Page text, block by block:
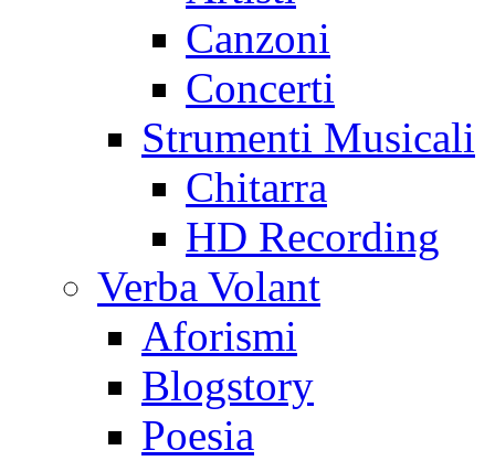
Canzoni
Concerti
Strumenti Musicali
Chitarra
HD Recording
Verba Volant
Aforismi
Blogstory
Poesia